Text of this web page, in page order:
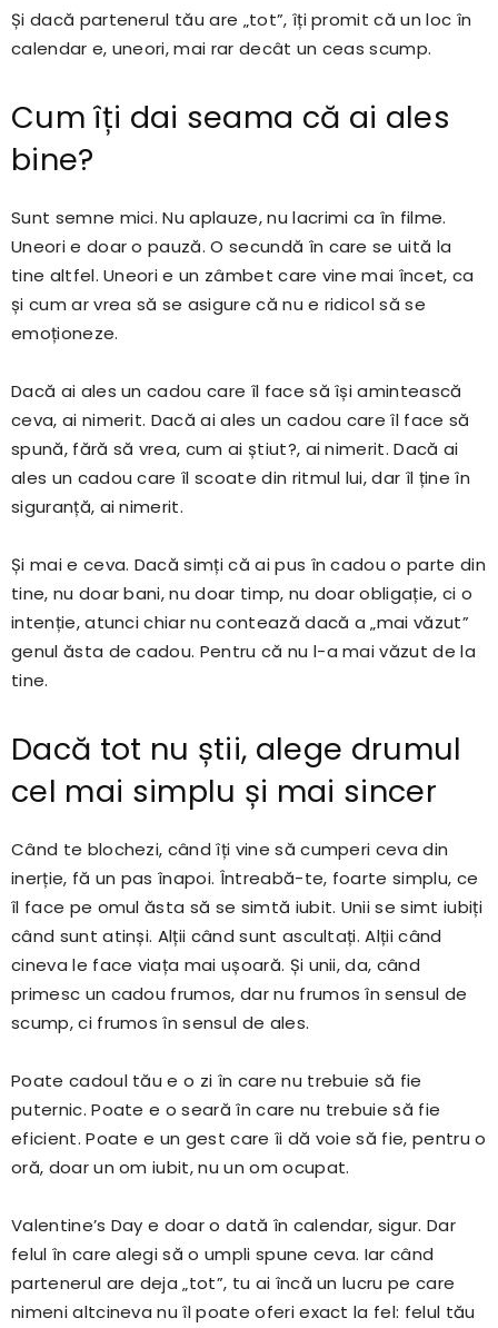
Și dacă partenerul tău are „tot”, îți promit că un loc în
calendar e, uneori, mai rar decât un ceas scump.
Cum îți dai seama că ai ales
bine?
Sunt semne mici. Nu aplauze, nu lacrimi ca în filme.
Uneori e doar o pauză. O secundă în care se uită la
tine altfel. Uneori e un zâmbet care vine mai încet, ca
și cum ar vrea să se asigure că nu e ridicol să se
emoționeze.
Dacă ai ales un cadou care îl face să își amintească
ceva, ai nimerit. Dacă ai ales un cadou care îl face să
spună, fără să vrea, cum ai știut?, ai nimerit. Dacă ai
ales un cadou care îl scoate din ritmul lui, dar îl ține în
siguranță, ai nimerit.
Și mai e ceva. Dacă simți că ai pus în cadou o parte din
tine, nu doar bani, nu doar timp, nu doar obligație, ci o
intenție, atunci chiar nu contează dacă a „mai văzut”
genul ăsta de cadou. Pentru că nu l-a mai văzut de la
tine.
Dacă tot nu știi, alege drumul
cel mai simplu și mai sincer
Când te blochezi, când îți vine să cumperi ceva din
inerție, fă un pas înapoi. Întreabă-te, foarte simplu, ce
îl face pe omul ăsta să se simtă iubit. Unii se simt iubiți
când sunt atinși. Alții când sunt ascultați. Alții când
cineva le face viața mai ușoară. Și unii, da, când
primesc un cadou frumos, dar nu frumos în sensul de
scump, ci frumos în sensul de ales.
Poate cadoul tău e o zi în care nu trebuie să fie
puternic. Poate e o seară în care nu trebuie să fie
eficient. Poate e un gest care îi dă voie să fie, pentru o
oră, doar un om iubit, nu un om ocupat.
Valentine’s Day e doar o dată în calendar, sigur. Dar
felul în care alegi să o umpli spune ceva. Iar când
partenerul are deja „tot”, tu ai încă un lucru pe care
nimeni altcineva nu îl poate oferi exact la fel: felul tău